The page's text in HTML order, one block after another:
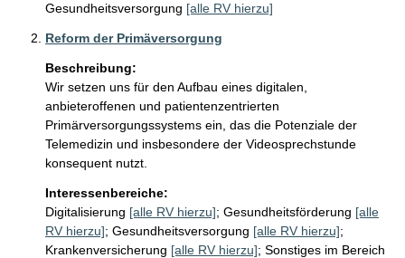
Gesundheitsversorgung [alle RV hierzu]
Reform der Primäversorgung
Beschreibung:
Wir setzen uns für den Aufbau eines digitalen,
anbieteroffenen und patientenzentrierten
Primärversorgungssystems ein, das die Potenziale der
Telemedizin und insbesondere der Videosprechstunde
konsequent nutzt.
Interessenbereiche:
Digitalisierung [alle RV hierzu]; Gesundheitsförderung [alle
RV hierzu]; Gesundheitsversorgung [alle RV hierzu];
Krankenversicherung [alle RV hierzu]; Sonstiges im Bereich